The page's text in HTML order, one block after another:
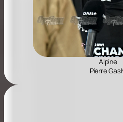
Alpine
Pierre